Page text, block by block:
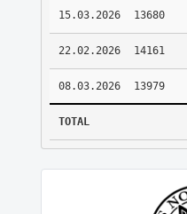
15.03.2026 13680
22.02.2026 14161
08.03.2026 13979
TOTAL